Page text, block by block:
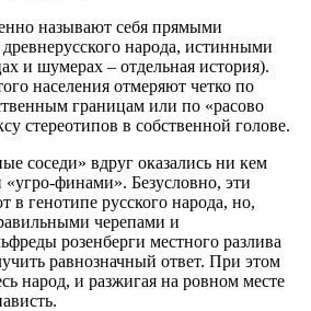
называют себя прямыми
народа, истинными
и шумерах – отдельная история).
населения отмеряют четко по
границам или по «расово
стереотипов в собственной голове.
соседи» вдруг оказались ни кем
финами». Безусловно, эти
в генотипе русского народа, но,
черепами и
розенберги местного разлива
равнозначный ответ. При этом
народ, и разжигая на ровном месте